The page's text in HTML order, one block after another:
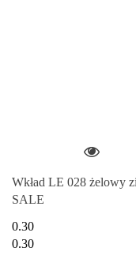
Wkład LE 028 żelowy
SALE
0.30
0.30